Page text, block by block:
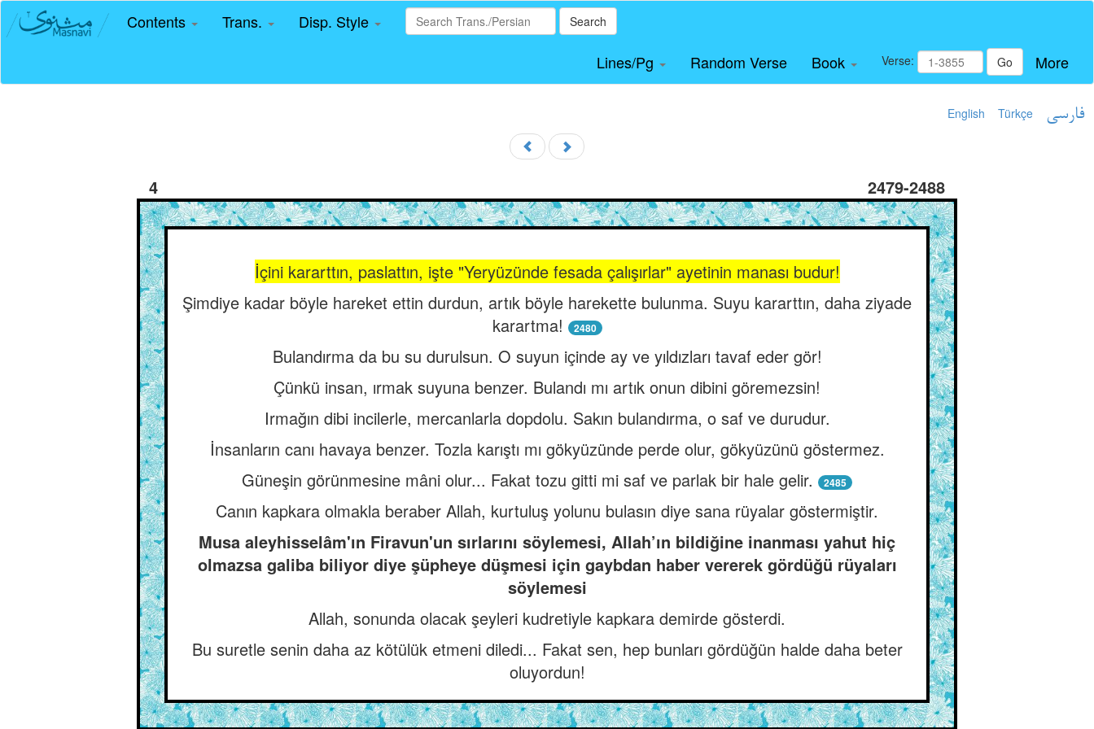
Contents Trans. Disp. Style Search
Lines/Pg Random Verse Book Verse: Go More
English Türkçe فارسی
4 2479-2488
İçini kararttın, paslattın, işte "Yeryüzünde fesada çalışırlar" ayetinin manası budur!
Şimdiye kadar böyle hareket ettin durdun, artık böyle harekette bulunma. Suyu kararttın, daha ziyade
karartma!
2480
Bulandırma da bu su durulsun. O suyun içinde ay ve yıldızları tavaf eder gör!
Çünkü insan, ırmak suyuna benzer. Bulandı mı artık onun dibini göremezsin!
Irmağın dibi incilerle, mercanlarla dopdolu. Sakın bulandırma, o saf ve durudur.
İnsanların canı havaya benzer. Tozla karıştı mı gökyüzünde perde olur, gökyüzünü göstermez.
Güneşin görünmesine mâni olur... Fakat tozu gitti mi saf ve parlak bir hale gelir.
2485
Canın kapkara olmakla beraber Allah, kurtuluş yolunu bulasın diye sana rüyalar göstermiştir.
Musa aleyhisselâm'ın Firavun'un sırlarını söylemesi, Allah’ın bildiğine inanması yahut hiç
olmazsa galiba biliyor diye şüpheye düşmesi için gaybdan haber vererek gördüğü rüyaları
söylemesi
Allah, sonunda olacak şeyleri kudretiyle kapkara demirde gösterdi.
Bu suretle senin daha az kötülük etmeni diledi... Fakat sen, hep bunları gördüğün halde daha beter
oluyordun!